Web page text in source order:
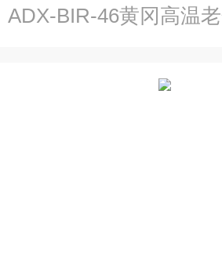
BIR-46黄冈高温